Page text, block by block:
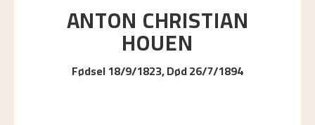
ANTON CHRISTIAN
HOUEN
Fødsel 18/9/1823, Død 26/7/1894